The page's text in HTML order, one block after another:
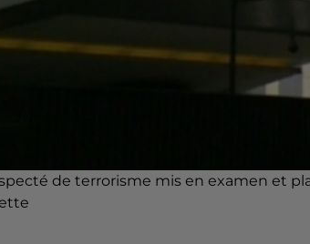
de terrorisme mis en examen et